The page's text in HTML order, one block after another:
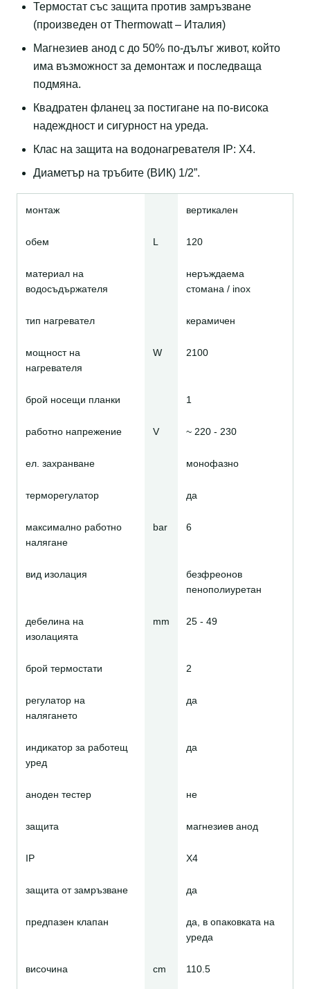
Термостат със защита против замръзване
(произведен от Thermowatt – Италия)
Магнезиев анод с до 50% по-дълъг живот, който
има възможност за демонтаж и последваща
подмяна.
Квадратен фланец за постигане на по-висока
нaдеждност и сигурност на уреда.
Клас на защита на водонагревателя IP: X4.
Диаметър на тръбите (ВИК) 1/2”.
монтаж вертикален
обем L 120
материал на
водосъдържателя
неръждаема
стомана / inox
тип нагревател керамичен
мощност на
нагревателя
W 2100
брой носещи планки 1
работно напрежение V ~ 220 - 230
ел. захранване монофазно
терморегулатор да
максимално работно
налягане
bar 6
вид изолация
безфреонов
пенополиуретан
дебелина на
изолацията
mm 25 - 49
брой термостати 2
регулатор на
налягането
да
индикатор за работещ
уред
да
аноден тестер не
защита магнезиев анод
IP Х4
защита от замръзване да
предпазен клапан
да, в опаковката на
уреда
височина cm 110.5